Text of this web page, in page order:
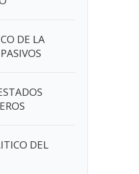
DE LA
DEL